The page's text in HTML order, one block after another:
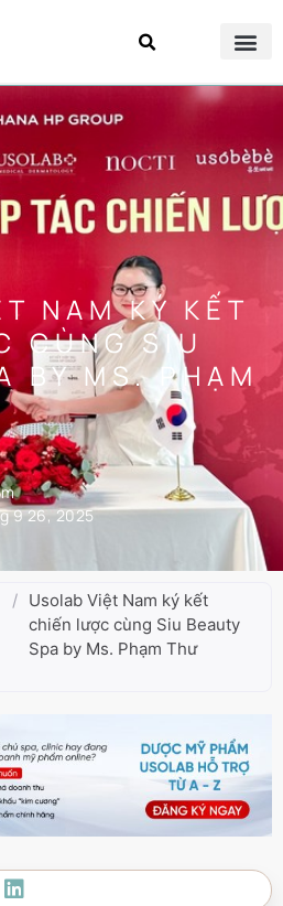
NAM KÝ KẾT
CÙNG SIU
BY MS. PHẠM
9 26, 2025
/ Usolab Việt Nam ký kết
chiến lược cùng Siu Beauty
Spa by Ms. Phạm Thư